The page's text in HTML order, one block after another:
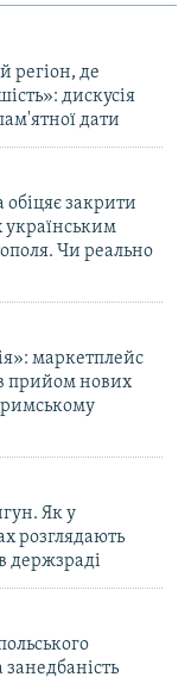
регіон, де
дискусія
дати
обіцяє закрити
Чи реально
маркетплейс
прийом нових
Як у
розглядають
держзраді